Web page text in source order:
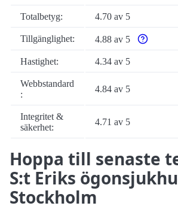
Totalbetyg: 4.70 av 5
Tillgänglighet: 4.88 av 5
Varför
Hastighet:
4.34 av 5
Webbstandard
:
4.84 av 5
Integritet &
säkerhet:
4.71 av 5
Hoppa till senaste
S:t Eriks
Stockholm